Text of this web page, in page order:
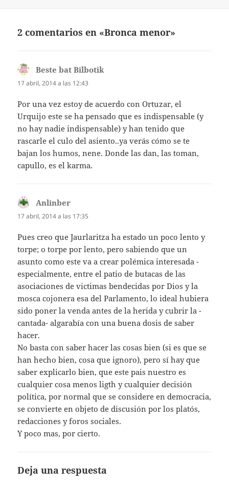
2 comentarios en «Bronca menor»
Beste bat Bilbotik
17 abril, 2014 a las 12:43
Por una vez estoy de acuerdo con Ortuzar, el
Urquijo este se ha pensado que es indispensable (y
no hay nadie indispensable) y han tenido que
rascarle el culo del asiento..ya verás cómo se te
bajan los humos, nene. Donde las dan, las toman,
capullo, es el karma.
Anlinber
17 abril, 2014 a las 17:35
Pues creo que Jaurlaritza ha estado un poco lento y
torpe; o torpe por lento, pero sabiendo que un
asunto como este va a crear polémica interesada -
especialmente, entre el patio de butacas de las
asociaciones de victimas bendecidas por Dios y la
mosca cojonera esa del Parlamento, lo ideal hubiera
sido poner la venda antes de la herida y cubrir la -
cantada- algarabía con una buena dosis de saber
hacer.
No basta con saber hacer las cosas bien (si es que se
han hecho bien, cosa que ignoro), pero sí hay que
saber explicarlo bien, que este pais nuestro es
cualquier cosa menos ligth y cualquier decisión
política, por normal que se considere en democracia,
se convierte en objeto de discusión por los platós,
redacciones y foros sociales.
Y poco mas, por cierto.
Deja una respuesta